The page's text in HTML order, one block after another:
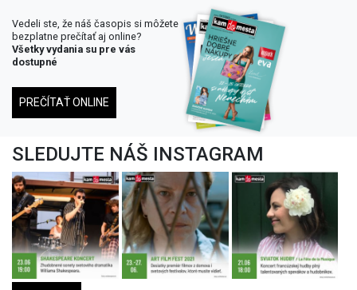
Vedeli ste, že náš časopis si môžete
bezplatne prečítať aj online?
Všetky vydania su pre vás
dostupné
PREČÍTAŤ ONLINE
SLEDUJTE NÁŠ INSTAGRAM